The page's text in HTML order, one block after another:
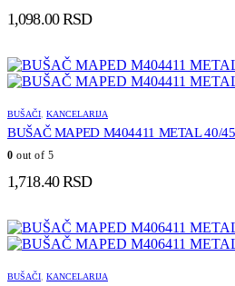
1,098.00RSD
BUŠAČI KANCELARIJA
BUŠAČ MAPED M404411 METAL 40/
0 out of 5
1,718.40RSD
BUŠAČI KANCELARIJA